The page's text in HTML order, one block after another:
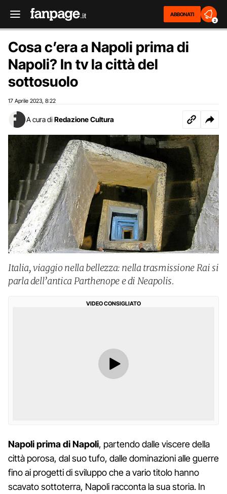
ABBONATI
2
Cosa c’era a Napoli prima di
Napoli? In tv la città del
sottosuolo
17 Aprile 2023 8:22
A cura di Redazione Cultura
Italia, viaggio nella bellezza: nella trasmissione Rai si
parla dell’antica Parthenope e di Neapolis.
VIDEO CONSIGLIATO
Napoli prima di Napoli, partendo dalle viscere della
città porosa, dal suo tufo, dalle dominazioni alle guerre
fino ai progetti di sviluppo che a vario titolo hanno
scavato sottoterra, Napoli racconta la sua storia. In